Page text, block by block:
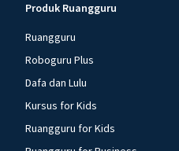
Produk Ruangguru
Ruangguru
Roboguru Plus
Dafa dan Lulu
Kursus for Kids
Ruangguru for Kids